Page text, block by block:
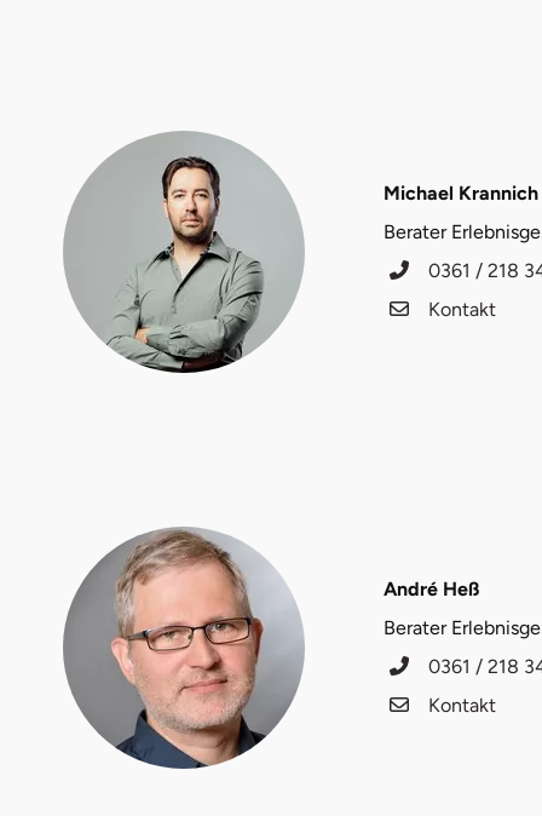
Michael Krannich
Berater
0361 / 218
Kontakt
André Heß
Berater
0361 / 218
Kontakt
Essen
Frankfurt am Main
Fürstenfeldbruck
Fürth
Geiselwind
Gelnhausen